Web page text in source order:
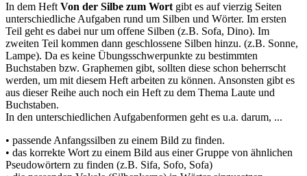
In dem Heft Von der Silbe zum Wort gibt es auf vierzig Seiten
unterschiedliche Aufgaben rund um Silben und Wörter. Im ersten
Teil geht es dabei nur um offene Silben (z.B. Sofa, Dino). Im
zweiten Teil kommen dann geschlossene Silben hinzu. (z.B. Sonne,
Lampe). Da es keine Übungsschwerpunkte zu bestimmten
Buchstaben bzw. Graphemen gibt, sollten diese schon beherrscht
werden, um mit diesem Heft arbeiten zu können. Ansonsten gibt es
aus dieser Reihe auch noch ein Heft zu dem Thema Laute und
Buchstaben.
In den unterschiedlichen Aufgabenformen geht es u.a. darum, ...
• passende Anfangssilben zu einem Bild zu finden.
• das korrekte Wort zu einem Bild aus einer Gruppe von ähnlichen
Pseudowörtern zu finden (z.B. Sifa, Sofo, Sofa)